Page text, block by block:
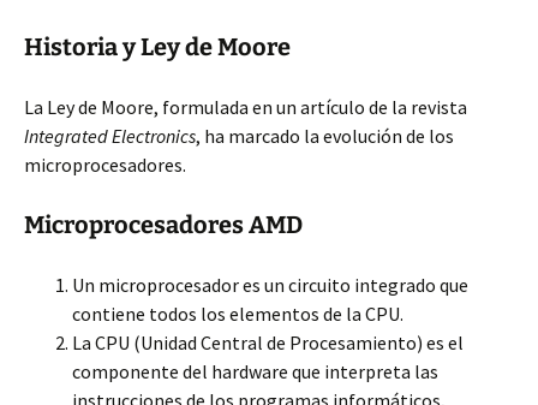
Historia y Ley de Moore
La Ley de Moore, formulada en un artículo de la revista
Integrated Electronics, ha marcado la evolución de los
microprocesadores.
Microprocesadores AMD
Un microprocesador es un circuito integrado que
contiene todos los elementos de la CPU.
La CPU (Unidad Central de Procesamiento) es el
componente del hardware que interpreta las
instrucciones de los programas informáticos,